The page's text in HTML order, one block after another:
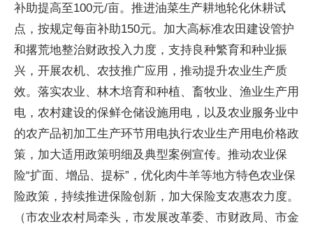
补助提高至100元/亩。推进油菜生产耕地轮化休耕试
点，按规定每亩补助150元。加大高标准农田建设管护
和撂荒地整治财政投入力度，支持良种繁育和种业振
兴，开展农机、农技推广应用，推动提升农业生产质
效。落实农业、林木培育和种植、畜牧业、渔业生产用
电，农村建设的保鲜仓储设施用电，以及农业服务业中
的农产品初加工生产环节用电执行农业生产用电价格政
策，加大适用政策明细及典型案例宣传。推动农业保
险“扩面、增品、提标”，优化肉牛羊等地方特色农业保
险政策，持续推进保险创新，加大保险支农惠农力度。
（市农业农村局牵头，市发展改革委、市财政局、市金